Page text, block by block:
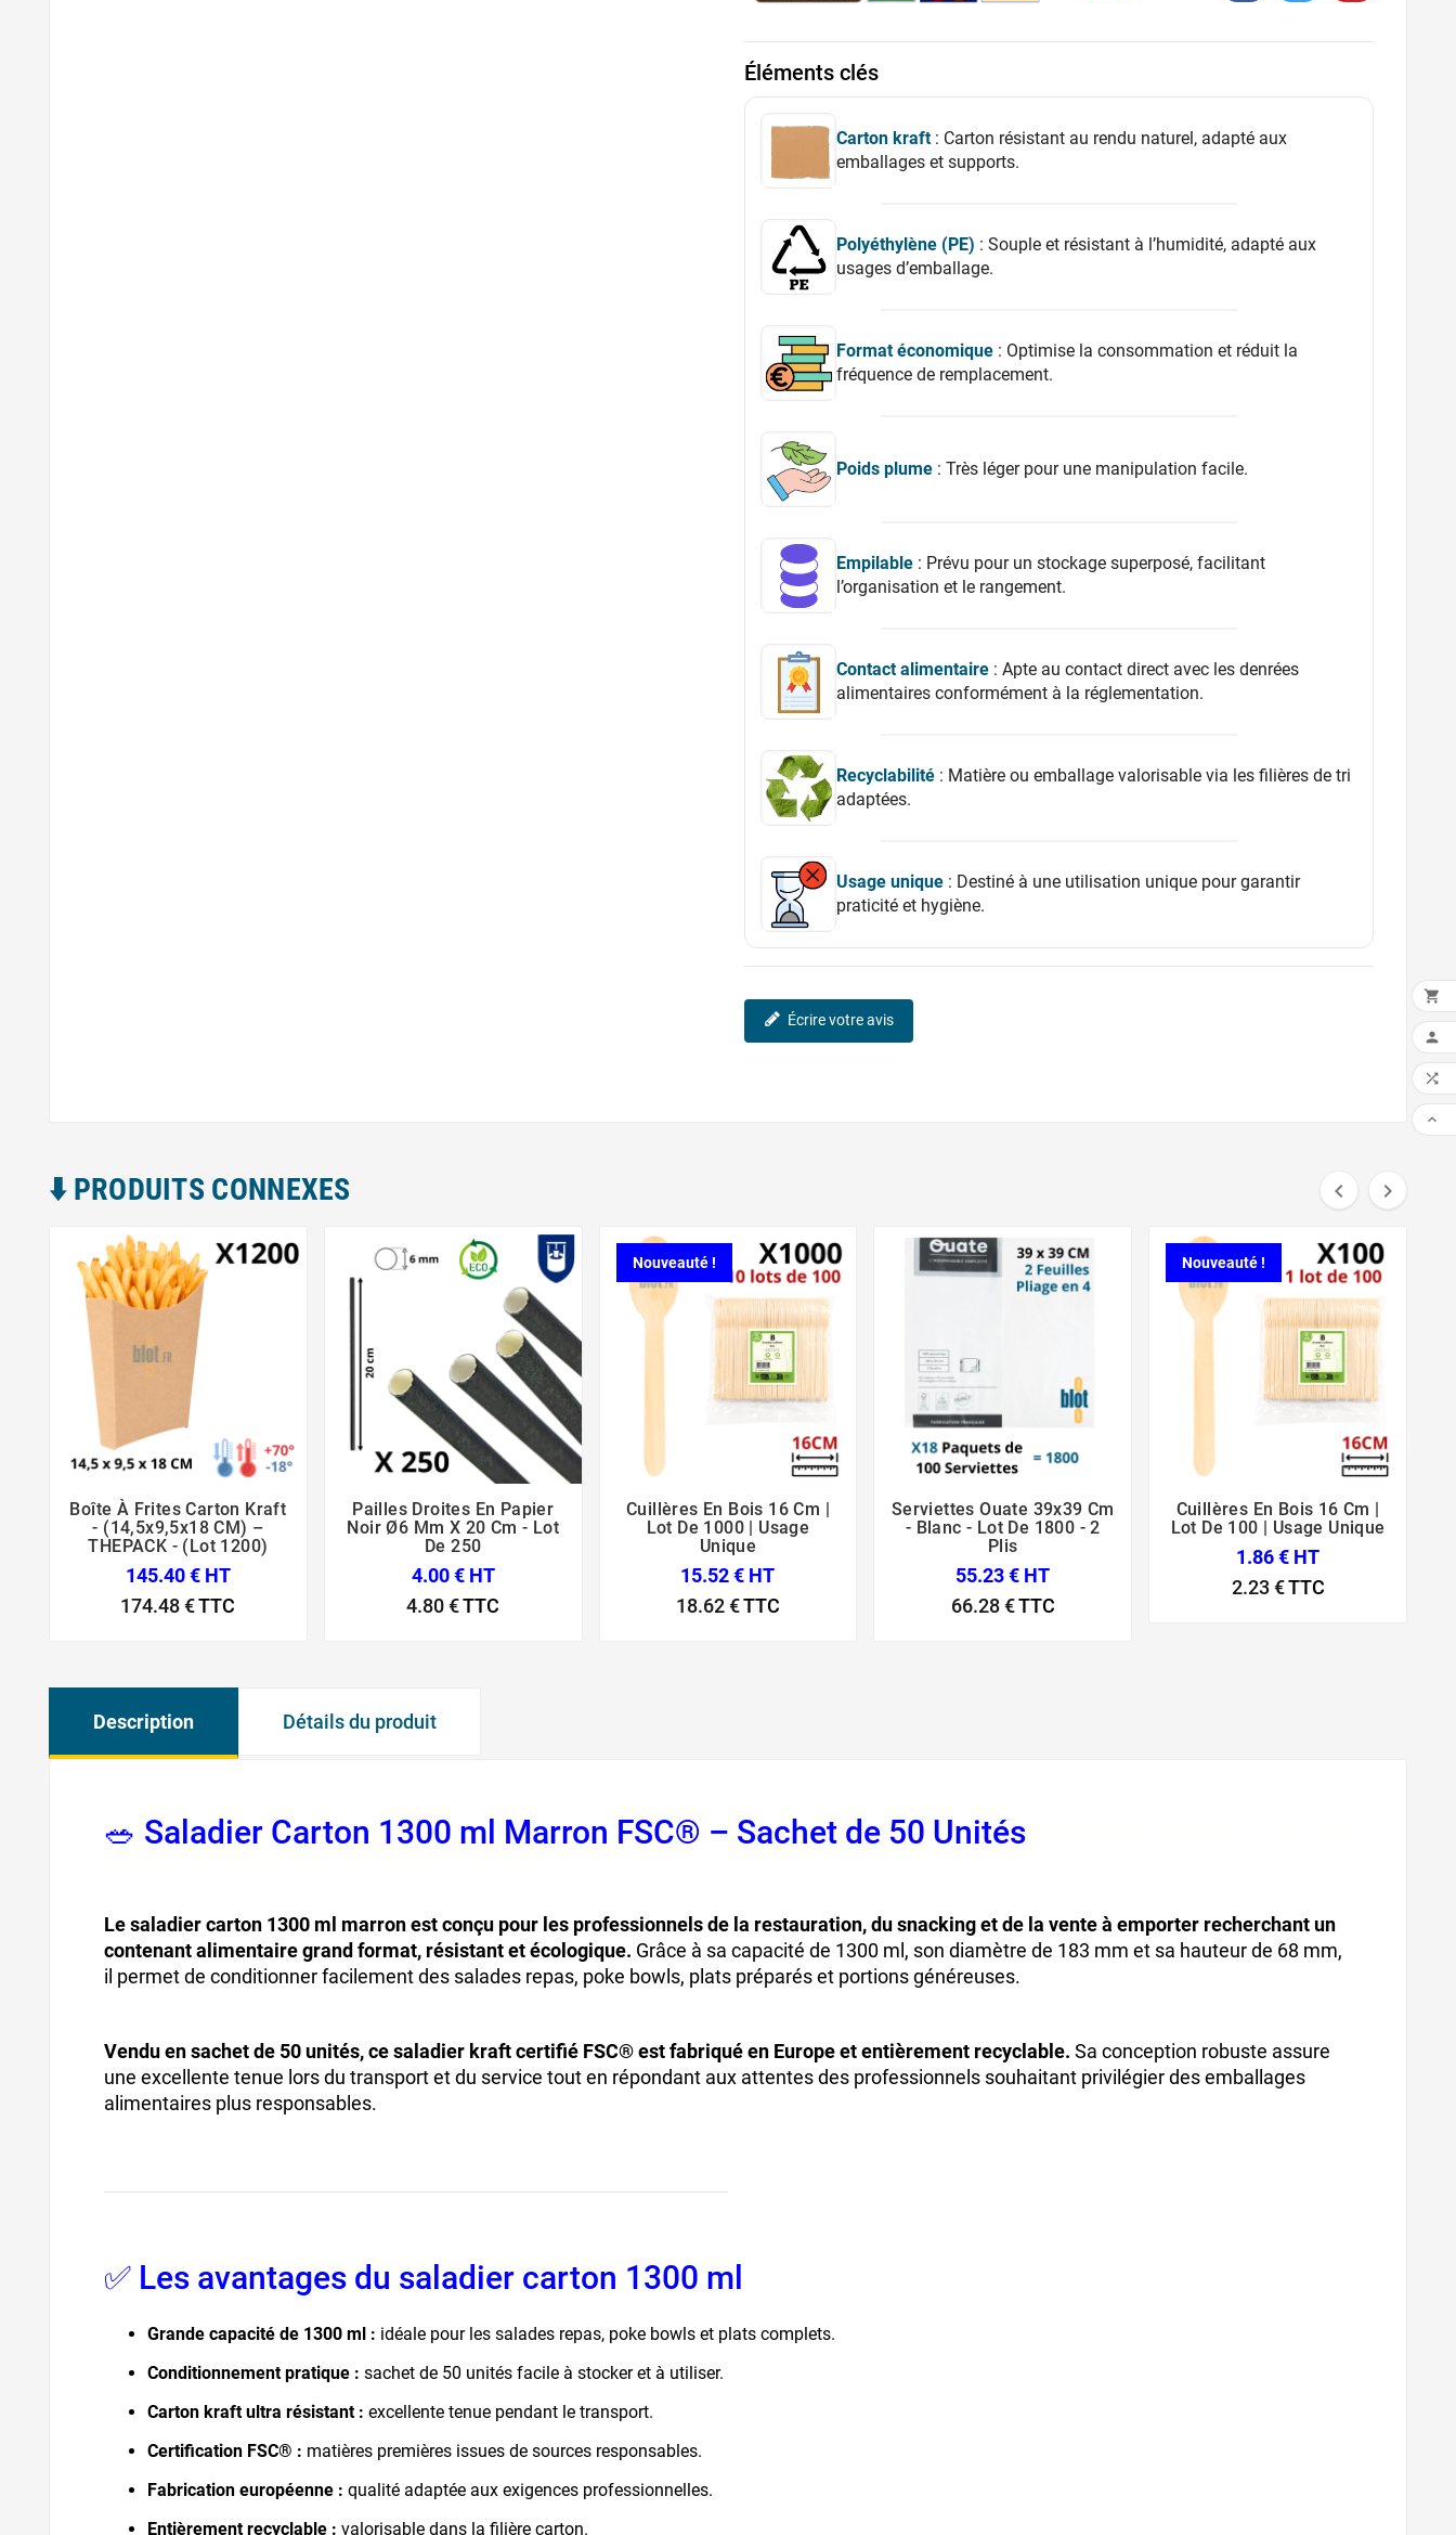
Éléments clés
Carton kraft: Carton résistant au rendu naturel, adapté aux
emballages et supports.
Polyéthylène (PE) : Souple et résistant à l’humidité, adapté aux
usages d’emballage.
Format économique : Optimise la consommation et réduit la
fréquence de remplacement.
Poids plume : Très léger pour une manipulation facile.
Empilable : Prévu pour un stockage superposé, facilitant
l’organisation et le rangement.
Contact alimentaire : Apte au contact direct avec les denrées
alimentaires conformément à la réglementation.
Recyclabilité : Matière ou emballage valorisable via les filières de tri
adaptées.
Usage unique : Destiné à une utilisation unique pour garantir
praticité et hygiène.
Écrire votre avis
⬇️​ PRODUITS CONNEXES  
  
Boîte À Frites Carton Kraft
- (14,5x9,5x18 CM) –
THEPACK - (Lot 1200)
145.40 € HT
174.48 €TTC
  
Pailles Droites En Papier
Noir Ø6 Mm X 20 Cm - Lot
De 250
4.00 € HT
4.80 €TTC
Nouveauté !
  
Cuillères En Bois 16 Cm |
Lot De 1000 | Usage
Unique
15.52 € HT
18.62 €TTC
  
Serviettes Ouate 39x39 Cm
- Blanc - Lot De 1800 - 2
Plis
55.23 € HT
66.28 €TTC
Nouveauté !
  
Cuillères En Bois 16 Cm |
Lot De 100 | Usage Unique
1.86 € HT
2.23 €TTC
Description Détails du produit
🥗 Saladier Carton 1300 ml Marron FSC® – Sachet de 50 Unités
Le saladier carton 1300 ml marron est conçu pour les professionnels de la restauration, du snacking et de la vente à emporter recherchant un
contenant alimentaire grand format, résistant et écologique. Grâce à sa capacité de 1300 ml, son diamètre de 183 mm et sa hauteur de 68 mm,
il permet de conditionner facilement des salades repas, poke bowls, plats préparés et portions généreuses.
Vendu en sachet de 50 unités, ce saladier kraft certifié FSC® est fabriqué en Europe et entièrement recyclable. Sa conception robuste assure
une excellente tenue lors du transport et du service tout en répondant aux attentes des professionnels souhaitant privilégier des emballages
alimentaires plus responsables.
✅ Les avantages du saladier carton 1300 ml
Grande capacité de 1300 ml : idéale pour les salades repas, poke bowls et plats complets.
Conditionnement pratique : sachet de 50 unités facile à stocker et à utiliser.
Carton kraft ultra résistant : excellente tenue pendant le transport.
Certification FSC® : matières premières issues de sources responsables.
Fabrication européenne : qualité adaptée aux exigences professionnelles.
Entièrement recyclable : valorisable dans la filière carton.



